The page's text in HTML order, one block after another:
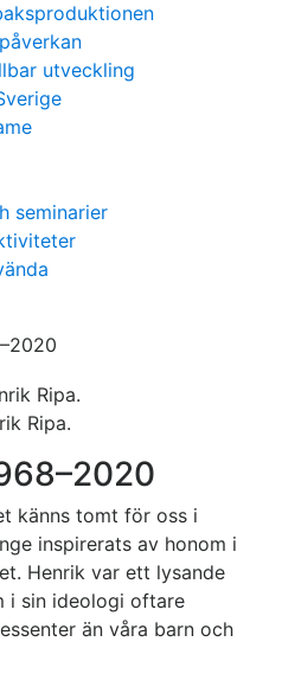
utveckling
seminarier
Ripa.
känns tomt för oss i
inspirerats av honom i
Henrik var ett lysande
i sin ideologi oftare
än våra barn och